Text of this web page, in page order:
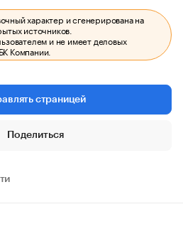
характер и сгенерирована на
источников.
и не имеет деловых
Компании.
страницей
Поделиться